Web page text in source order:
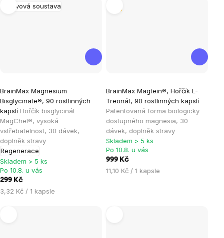
Nervová soustava
BrainMax Magnesium
Bisglycinate®, 90 rostlinných
kapslí Hořčík bisglycinát
MagChel®, vysoká
vstřebatelnost, 30 dávek,
doplněk stravy
Regenerace
hodnocení
produktu
je
4,9
z
5
hvězdiček.
Skladem > 5 ks
Po 10.8. u vás
299 Kč
Měrná
3,32 Kč / 1 kapsle
BrainMax Magtein®, Hořčík L-
Treonát, 90 rostlinných kapslí
Patentovaná forma biologicky
dostupného magnesia, 30
dávek, doplněk stravy
hodnocení
produktu
je
5,0
z
5
hvězdiček.
Skladem > 5 ks
Po 10.8. u vás
999 Kč
Měrná
11,10 Kč / 1 kapsle